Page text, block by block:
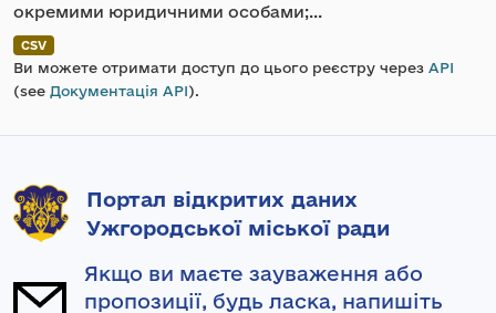
окремими юридичними особами;...
CSV
Ви можете отримати доступ до цього реєстру через API
(see Документація API).
Портал відкритих даних
Ужгородської міської ради
Якщо ви маєте зауваження або
пропозиції, будь ласка, напишіть